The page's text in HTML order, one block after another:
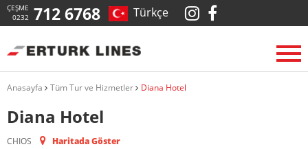
ÇEŞME
0232 712 6768 Türkçe
Anasayfa Tüm Tur ve Hizmetler Diana Hotel
Diana Hotel
CHIOS Haritada Göster